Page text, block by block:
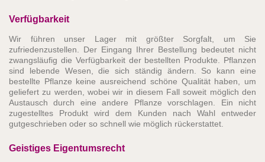
Verfügbarkeit
Wir führen unser Lager mit größter Sorgfalt, um Sie
zufriedenzustellen. Der Eingang Ihrer Bestellung bedeutet nicht
zwangsläufig die Verfügbarkeit der bestellten Produkte. Pflanzen
sind lebende Wesen, die sich ständig ändern. So kann eine
bestellte Pflanze keine ausreichend schöne Qualität haben, um
geliefert zu werden, wobei wir in diesem Fall soweit möglich den
Austausch durch eine andere Pflanze vorschlagen. Ein nicht
zugestelltes Produkt wird dem Kunden nach Wahl entweder
gutgeschrieben oder so schnell wie möglich rückerstattet.
Geistiges Eigentumsrecht